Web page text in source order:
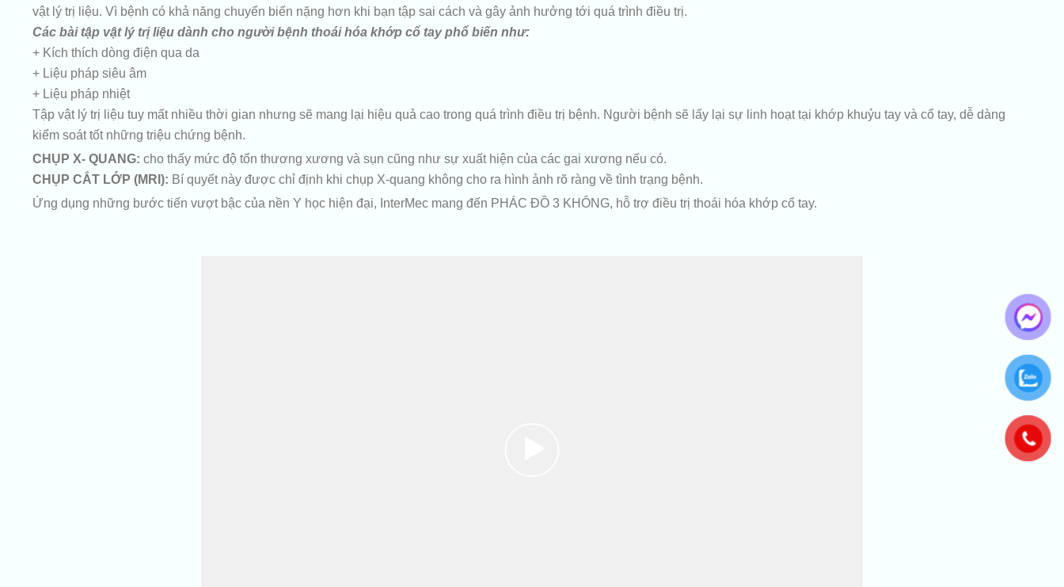
vật lý trị liệu. Vì bệnh có khả năng chuyển biến nặng hơn khi bạn tập sai cách và gây ảnh hưởng tới quá trình điều trị.
Các bài tập vật lý trị liệu dành cho người bệnh thoái hóa khớp cổ tay phổ biến như:
+ Kích thích dòng điện qua da
+ Liệu pháp siêu âm
+ Liệu pháp nhiệt
Tập vật lý trị liệu tuy mất nhiều thời gian nhưng sẽ mang lại hiệu quả cao trong quá trình điều trị bệnh. Người bệnh sẽ lấy lại sự linh hoạt tại khớp khuỷu tay và cổ tay, dễ dàng
kiểm soát tốt những triệu chứng bệnh.
CHỤP X- QUANG: cho thấy mức độ tổn thương xương và sụn cũng như sự xuất hiện của các gai xương nếu có.
CHỤP CẮT LỚP (MRI): Bí quyết này được chỉ định khi chụp X-quang không cho ra hình ảnh rõ ràng về tình trạng bệnh.
Ứng dụng những bước tiến vượt bậc của nền Y học hiện đại, InterMec mang đến PHÁC ĐỒ 3 KHÔNG, hỗ trợ điều trị thoái hóa khớp cổ tay.